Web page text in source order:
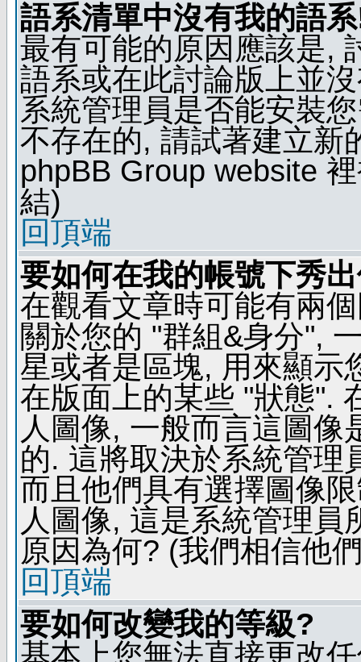
語系清單中沒有我的語
最有可能的原因應該是,
語系或在此討論版上並
系統管理員是否能安裝
不存在的, 請試著建立新
phpBB Group website
結)
回頂端
要如何在我的帳號下秀
在觀看文章時可能有兩
關於您的 "群組&身分",
星或者是區塊, 用來顯示
在版面上的某些 "狀態".
人圖像, 一般而言這圖像
的. 這將取決於系統管理
而且他們具有選擇圖像
人圖像, 這是系統管理
原因為何? (我們相信他
回頂端
要如何改變我的等級?
基本上您無法直接更改